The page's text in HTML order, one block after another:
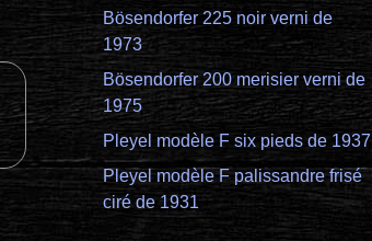
Bösendorfer 225 noir verni de
1973
Bösendorfer 200 merisier verni de
1975
Pleyel modèle F six pieds de 1937
Pleyel modèle F palissandre frisé
ciré de 1931